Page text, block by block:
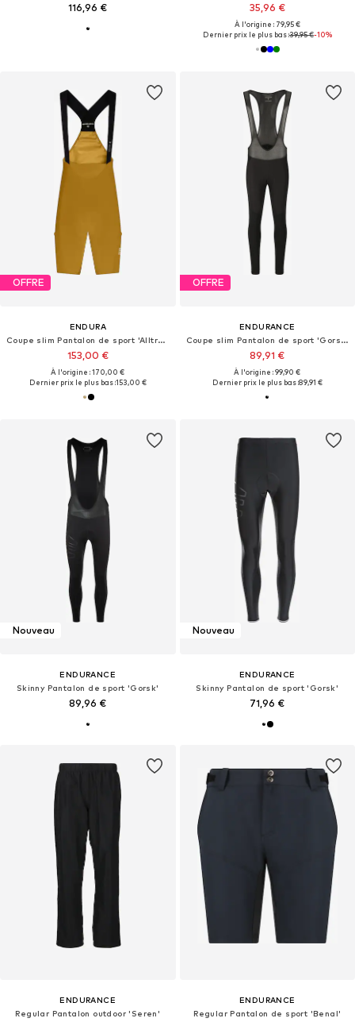
116,96 € 35,96 €
À l'origine : 79,95 €
Dernier prix le plus bas :39,95 €-10%
OFFRE
ENDURA
Coupe slim Pantalon de sport 'Alltrack'
153,00 €
À l'origine : 170,00 €
Dernier prix le plus bas :153,00 €
OFFRE
ENDURANCE
Coupe slim Pantalon de sport 'Gorsk V2'
89,91 €
À l'origine : 99,90 €
Dernier prix le plus bas :89,91 €
Nouveau
ENDURANCE
Skinny Pantalon de sport 'Gorsk'
89,96 €
Nouveau
ENDURANCE
Skinny Pantalon de sport 'Gorsk'
71,96 €
ENDURANCE
Regular Pantalon outdoor 'Seren'
ENDURANCE
Regular Pantalon de sport 'Benal'